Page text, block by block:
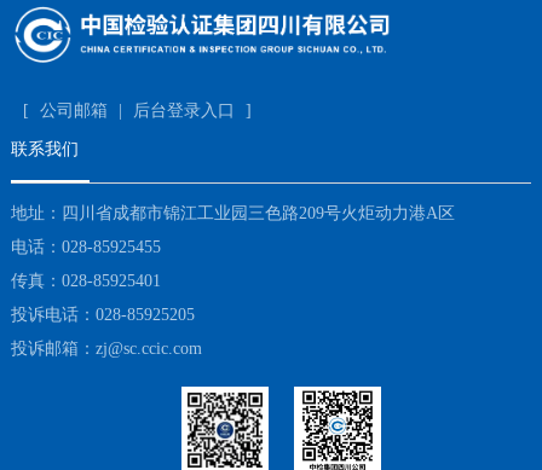
[ 公司邮箱 | 后台登录入口
]
联系我们
地址：四川省成都市锦江工业园三色路209号火炬动力港A区
电话：028-85925455
传真：028-85925401
投诉电话：028-85925205
投诉邮箱：zj@sc.ccic.com